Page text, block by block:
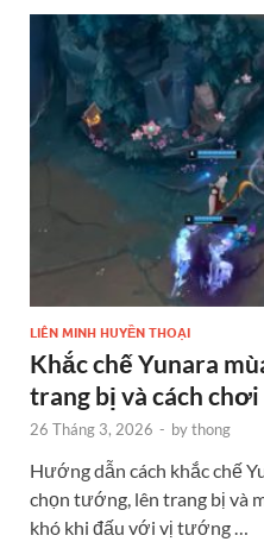
LIÊN MINH HUYỀN THOẠI
Khắc chế Yunara
trang bị và cách chơi
26 Tháng 3, 2026 - bythong
Hướng dẫn cách khắc chế
chọn tướng, lên trang bị và
khó khi đấu với vị tướng …